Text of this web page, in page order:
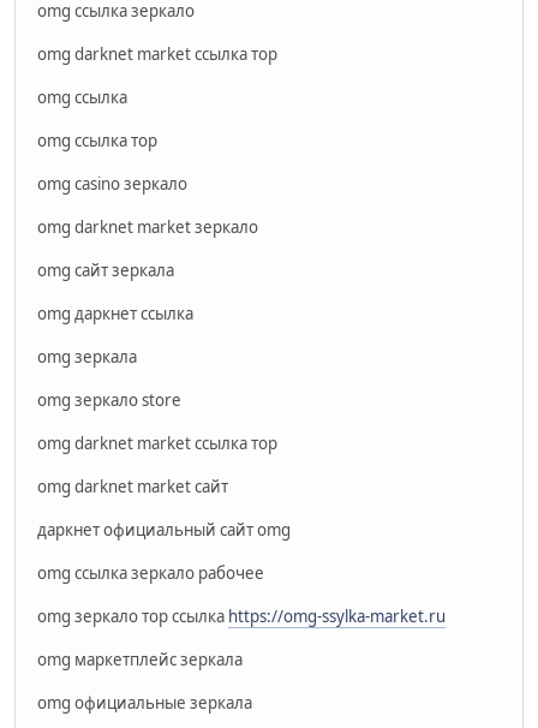
omg ссылка зеркало
omg darknet market ссылка тор
omg ссылка
omg ссылка тор
omg casino зеркало
omg darknet market зеркало
omg сайт зеркала
omg даркнет ссылка
omg зеркала
omg зеркало store
omg darknet market ссылка тор
omg darknet market сайт
даркнет официальный сайт omg
omg ссылка зеркало рабочее
omg зеркало тор ссылка https://omg-ssylka-market.ru
omg маркетплейс зеркала
omg официальные зеркала